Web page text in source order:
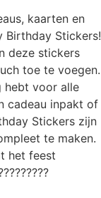
kaarten en
Birthday Stickers!
deze stickers
toe te voegen.
hebt voor alle
cadeau inpakt of
Stickers zijn
te maken.
het feest